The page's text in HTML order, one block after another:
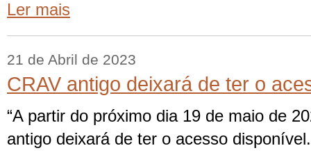
Ler mais
21 de Abril de 2023
CRAV antigo deixará de ter o
“A partir do próximo dia 19 de maio de
antigo deixará de ter o acesso